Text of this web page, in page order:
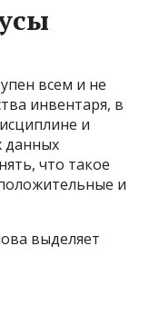
всем и не
инвентаря, в
и
данных
что такое
и
выделяет